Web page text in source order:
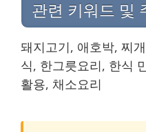
관련 키워드 및
돼지고기, 애호박, 찌
식, 한그릇요리, 한식
활용, 채소요리